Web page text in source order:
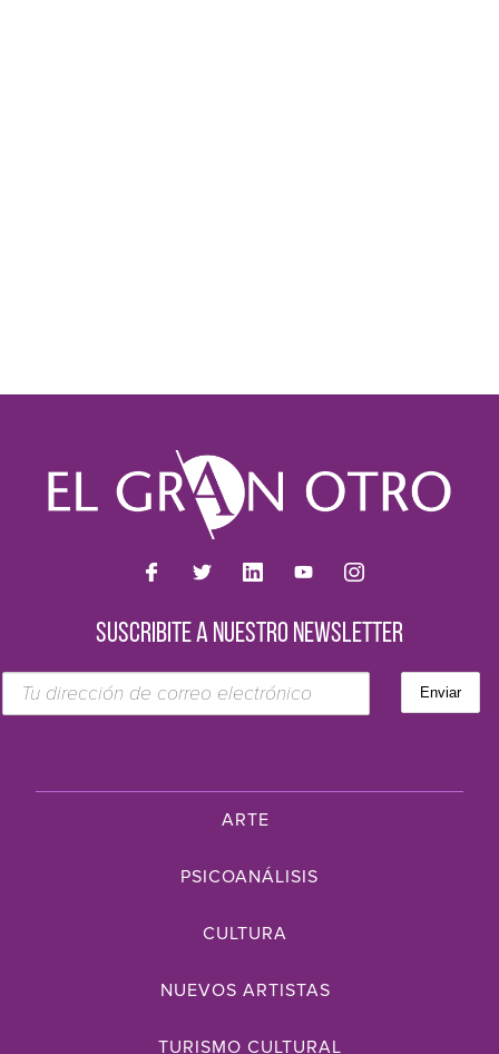
SUSCRIBITE A NUESTRO NEWSLETTER
ARTE
PSICOANÁLISIS
CULTURA
NUEVOS ARTISTAS
TURISMO CULTURAL